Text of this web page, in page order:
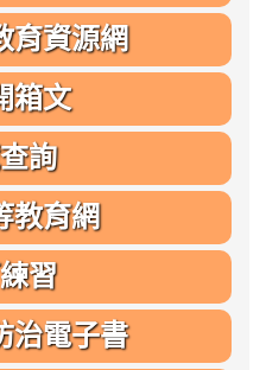
育資源網
箱文
詢
教育網
習
治電子書